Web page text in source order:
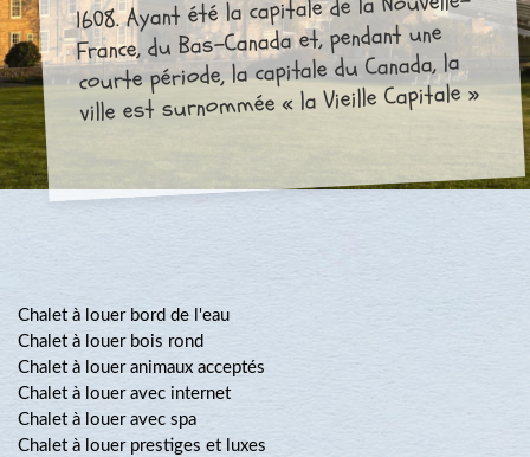
France, du Bas-Canada et, pendant une
courte période, la capitale du Canada, la
ville est surnommée « la Vieille Capitale »
Chalet à louer bord de l'eau
Chalet à louer bois rond
Chalet à louer animaux acceptés
Chalet à louer avec internet
Chalet à louer avec spa
Chalet à louer prestiges et luxes